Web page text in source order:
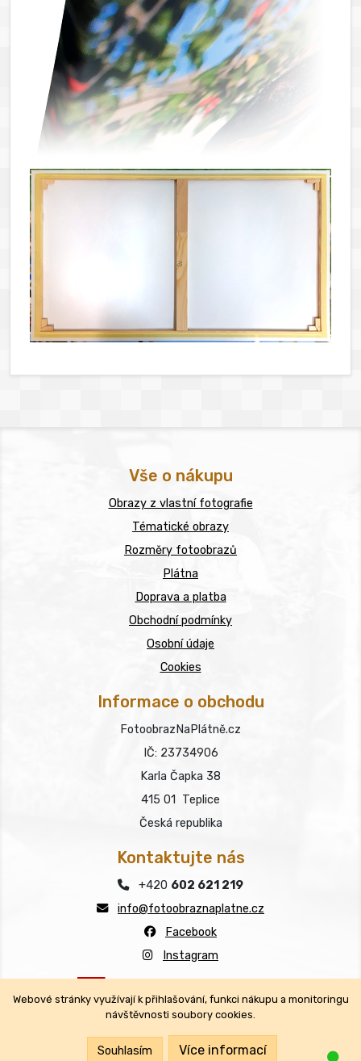
Kontaktujte nás
+420 602 621 219
info@fotoobraznaplatne.cz
Facebook
Instagram
Všechna práva vyhrazena.
Vše o nákupu
Obrazy z vlastní fotografie
Tématické obrazy
Rozměry fotoobrazů
Plátna
Doprava a platba
Obchodní podmínky
Osobní údaje
Cookies
Informace o obchodu
FotoobrazNaPlátně.cz
IČ: 23734906
Karla Čapka 38
415 01 Teplice
Česká republika
Webové stránky využívají k přihlašování, funkci nákupu a monitoringu
návštěvnosti soubory cookies.
Souhlasím Více informací